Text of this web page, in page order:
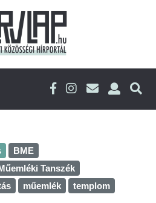
BME
Tanszék
műemlék templom